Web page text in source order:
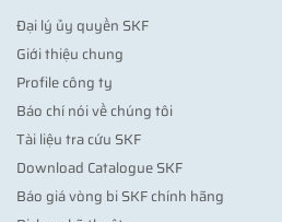
Đại lý ủy quyền SKF
Giới thiệu chung
Profile công ty
Báo chí nói về chúng tôi
Tài liệu tra cứu SKF
Download Catalogue SKF
Báo giá vòng bi SKF chính hãng